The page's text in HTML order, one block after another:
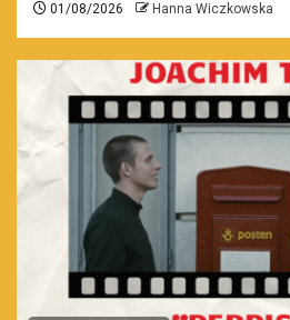
01/08/2026 Hanna Wiczkowska